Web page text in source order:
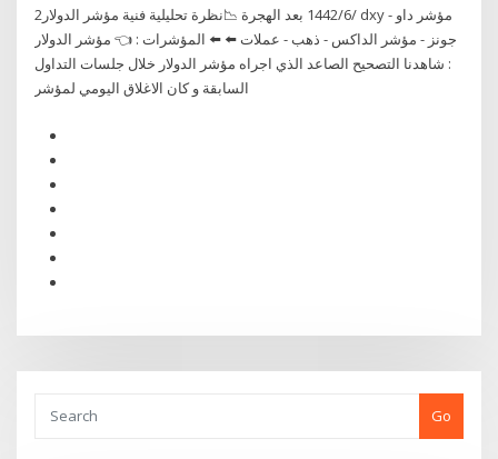
2‏‏/6‏‏/1442 بعد الهجرة 📉نظرة تحليلية فنية مؤشر الدولار dxy - مؤشر داو
جونز - مؤشر الداكس - ذهب - عملات ⬅️ ⬅️ المؤشرات : 👈 مؤشر الدولار
: شاهدنا التصحيح الصاعد الذي اجراه مؤشر الدولار خلال جلسات التداول
السابقة و كان الاغلاق اليومي لمؤشر
Go